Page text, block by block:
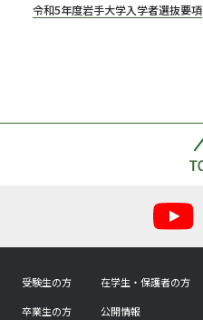
令和5年度岩手大学入学者選抜要項
受験生の方 在学生・保護者の方
卒業生の方
公開情報